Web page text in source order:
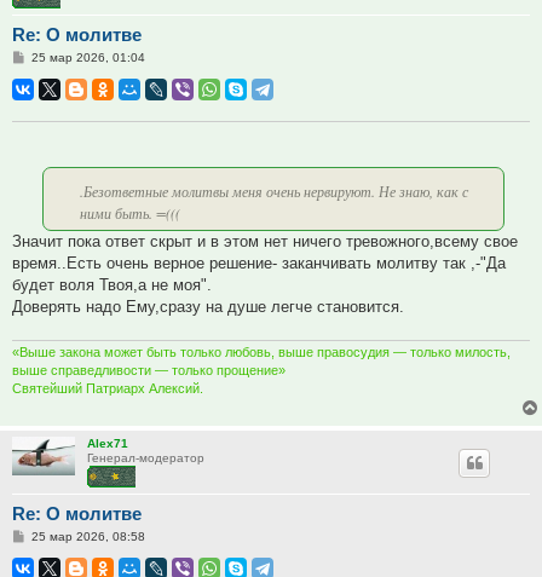
Re: О молитве
Сообщение
25 мар 2026, 01:04
.Безответные молитвы меня очень нервируют. Не знаю, как с
ними быть. =(((
Значит пока ответ скрыт и в этом нет ничего тревожного,всему свое
время..Есть очень верное решение- заканчивать молитву так ,-"Да
будет воля Твоя,а не моя".
Доверять надо Ему,сразу на душе легче становится.
«Выше закона может быть только любовь, выше правосудия — только милость,
выше справедливости — только прощение»
Святейший Патриарх Алексий.
Alex71
Генерал-модератор
Re: О молитве
Сообщение
25 мар 2026, 08:58